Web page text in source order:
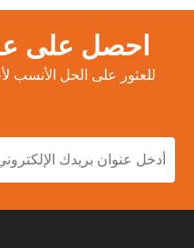
احصل على
للعثور على الحل الأنسب